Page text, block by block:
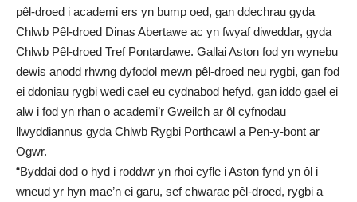
pêl-droed i academi ers yn bump oed, gan ddechrau gyda
Chlwb Pêl-droed Dinas Abertawe ac yn fwyaf diweddar, gyda
Chlwb Pêl-droed Tref Pontardawe. Gallai Aston fod yn wynebu
dewis anodd rhwng dyfodol mewn pêl-droed neu rygbi, gan fod
ei ddoniau rygbi wedi cael eu cydnabod hefyd, gan iddo gael ei
alw i fod yn rhan o academi’r Gweilch ar ôl cyfnodau
llwyddiannus gyda Chlwb Rygbi Porthcawl a Pen-y-bont ar
Ogwr.
“Byddai dod o hyd i roddwr yn rhoi cyfle i Aston fynd yn ôl i
wneud yr hyn mae’n ei garu, sef chwarae pêl-droed, rygbi a